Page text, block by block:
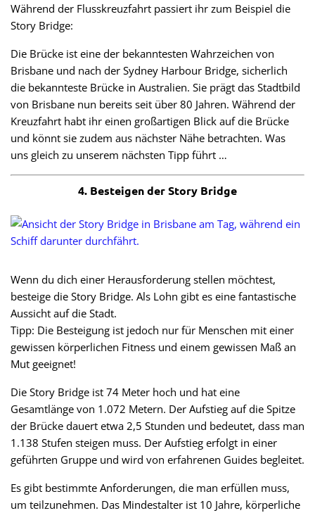
Während der Flusskreuzfahrt passiert ihr zum Beispiel die
Story Bridge:
Die Brücke ist eine der bekanntesten Wahrzeichen von
Brisbane und nach der Sydney Harbour Bridge, sicherlich
die bekannteste Brücke in Australien. Sie prägt das Stadtbild
von Brisbane nun bereits seit über 80 Jahren. Während der
Kreuzfahrt habt ihr einen großartigen Blick auf die Brücke
und könnt sie zudem aus nächster Nähe betrachten. Was
uns gleich zu unserem nächsten Tipp führt …
4. Besteigen der Story Bridge
Wenn du dich einer Herausforderung stellen möchtest,
besteige die Story Bridge. Als Lohn gibt es eine fantastische
Aussicht auf die Stadt.
Tipp: Die Besteigung ist jedoch nur für Menschen mit einer
gewissen körperlichen Fitness und einem gewissen Maß an
Mut geeignet!
Die Story Bridge ist 74 Meter hoch und hat eine
Gesamtlänge von 1.072 Metern. Der Aufstieg auf die Spitze
der Brücke dauert etwa 2,5 Stunden und bedeutet, dass man
1.138 Stufen steigen muss. Der Aufstieg erfolgt in einer
geführten Gruppe und wird von erfahrenen Guides begleitet.
Es gibt bestimmte Anforderungen, die man erfüllen muss,
um teilzunehmen. Das Mindestalter ist 10 Jahre, körperliche